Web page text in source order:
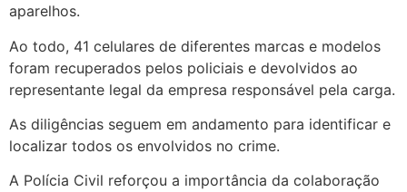
aparelhos.
Ao todo, 41 celulares de diferentes marcas e modelos
foram recuperados pelos policiais e devolvidos ao
representante legal da empresa responsável pela carga.
As diligências seguem em andamento para identificar e
localizar todos os envolvidos no crime.
A Polícia Civil reforçou a importância da colaboração